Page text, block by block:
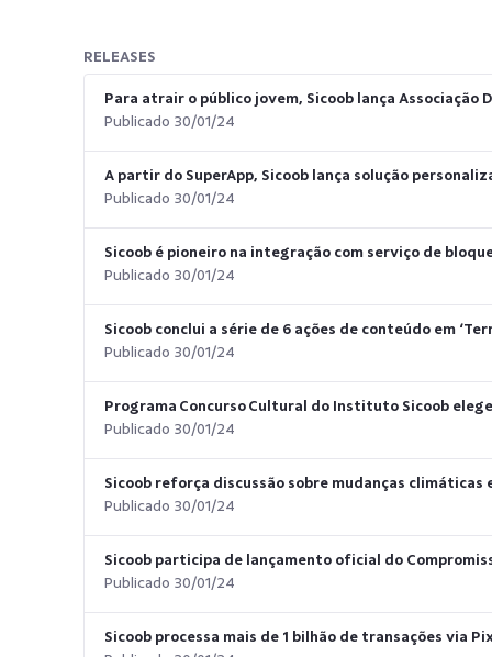
RELEASES
Para atrair o público jovem, Sicoob lança
Publicado 30/01/24
A partir do SuperApp, Sicoob lança solução
Publicado 30/01/24
Sicoob é pioneiro na integração com serviço de
Publicado 30/01/24
Sicoob conclui a série de 6 ações de conteúdo em
Publicado 30/01/24
Programa Concurso Cultural do Instituto Sicoob
Publicado 30/01/24
Sicoob reforça discussão sobre mudanças
Publicado 30/01/24
Sicoob participa de lançamento oficial do
Publicado 30/01/24
Sicoob processa mais de 1 bilhão de transações via